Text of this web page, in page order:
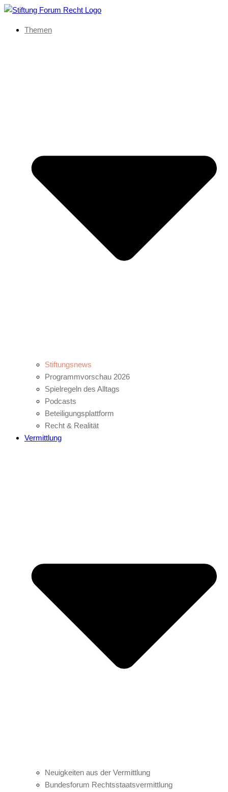
Themen
Stiftungsnews
Programmvorschau 2026
Spielregeln des Alltags
Podcasts
Beteiligungsplattform
Recht & Realität
Vermittlung
Neuigkeiten aus der Vermittlung
Bundesforum Rechtsstaatsvermittlung